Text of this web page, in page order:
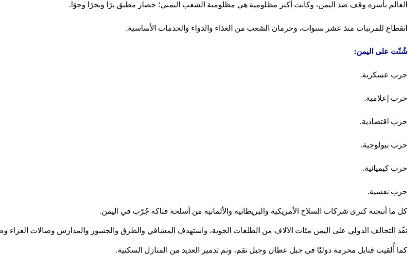
العالم بأسره وقف ضد اليمن، وكانت أكبر مظلومية هي مظلومية الشعب اليمني؛ حصار مطبق برًا وبحرًا وجوًا.
انقطاع للمرتبات منذ عشر سنوات، وحرمان الشعب من الغذاء والدواء والخدمات الأساسية.
شُنّت على اليمن:
حرب عسكرية.
حرب إعلامية.
حرب اقتصادية.
حرب بيولوجية.
حرب كيميائية.
حرب نفسية.
كل ما أنتجته كبرى شركات السلاح الأمريكية والبريطانية والألمانية من أسلحة فتاكة جُرّب في اليمن.
نفّذ التحالف الدولي على اليمن مئات الآلاف من الطلعات الجوية، واستهدف المشافي والطرق والجسور والمدارس وصالات العزاء
كما أُلقيت قنابل محرمة دوليًا في جبل عطان وجبل نقم، وتم تدمير العديد من المنازل السكنية.